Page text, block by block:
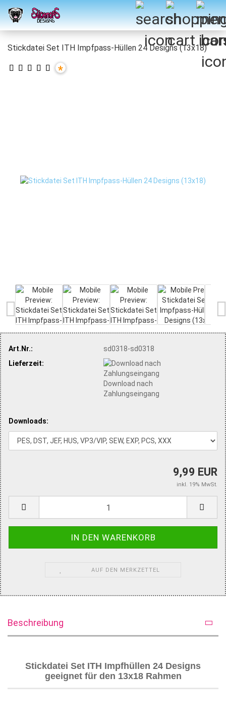
Stickdatei Set ITH Impfpass-Hüllen 24 Designs (13x18)
*
Art.Nr.:
sd0318-sd0318
Lieferzeit:
Download nach
Zahlungseingang
Downloads:
9,99 EUR
inkl. 19% MwSt.
AUF DEN MERKZETTEL
Beschreibung
Stickdatei Set ITH Impfhüllen 24 Designs
geeignet für den 13x18 Rahmen